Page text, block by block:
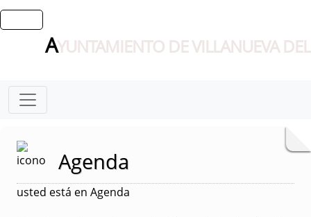
AYUNTAMIENTO DE VILLANUEVA
Agenda
usted está en Agenda